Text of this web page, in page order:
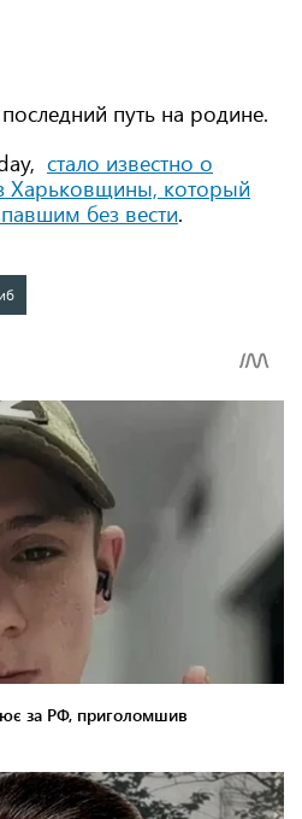
путь на родине.
стало известно о
Харьковщины, который
без вести.